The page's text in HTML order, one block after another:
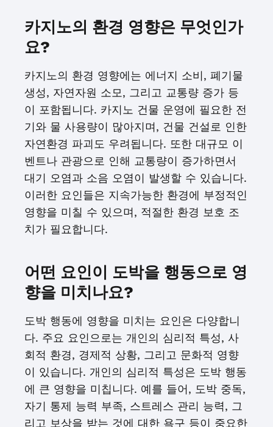
카지노의 환경 영향은 무엇인가
요?
카지노의 환경 영향에는 에너지 소비, 폐기물
생성, 자연자원 소모, 그리고 교통량 증가 등
이 포함됩니다. 카지노 건물 운영에 필요한 전
기와 물 사용량이 많아지며, 건물 건설로 인한
자연환경 파괴도 우려됩니다. 또한 대규모 이
벤트나 관광으로 인해 교통량이 증가하면서
대기 오염과 소음 오염이 발생할 수 있습니다.
이러한 요인들은 지속가능한 환경에 부정적인
영향을 미칠 수 있으며, 적절한 환경 보호 조
치가 필요합니다.
어떤 요인이 도박을 행동으로 영
향을 미치나요?
도박 행동에 영향을 미치는 요인은 다양합니
다. 주요 요인으로는 개인의 심리적 특성, 사
회적 환경, 경제적 상황, 그리고 문화적 영향
이 있습니다. 개인의 심리적 특성은 도박 행동
에 큰 영향을 미칩니다. 예를 들어, 도박 중독,
자기 통제 능력 부족, 스트레스 관리 능력, 그
리고 보상을 받는 것에 대한 욕구 등이 중요한